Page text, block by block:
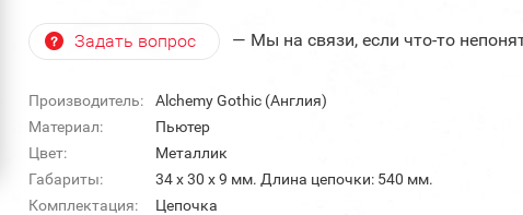
Задать вопрос — Мы на связи, если что-то
Производитель:
Alchemy Gothic (Англия)
Материал:
Пьютер
Цвет:
Металлик
Габариты:
34 х 30 х 9 мм. Длина цепочки: 540 мм.
Комплектация:
Цепочка